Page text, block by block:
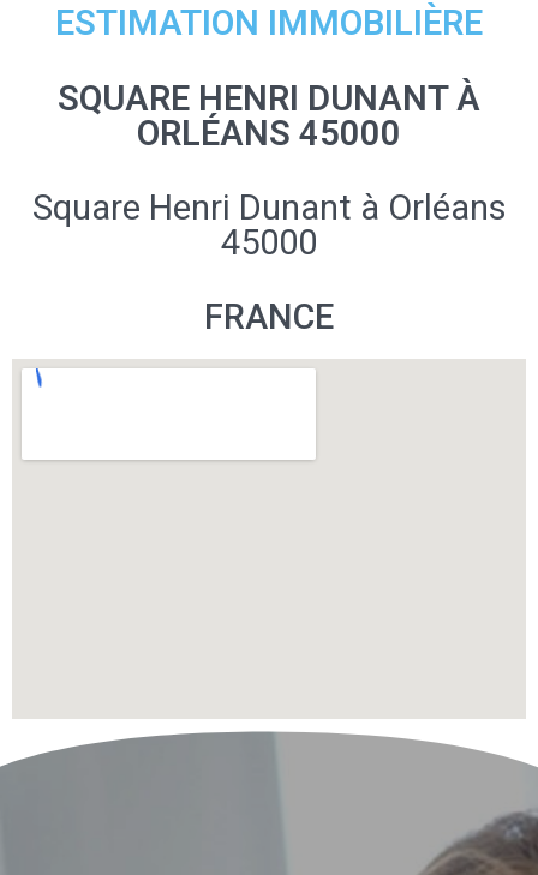
ESTIMATION IMMOBILIÈRE
SQUARE HENRI DUNANT À
ORLÉANS 45000
Square Henri Dunant à Orléans
45000
FRANCE